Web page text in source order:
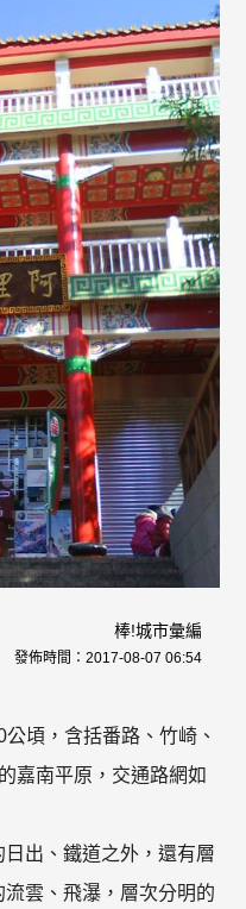
棒!城市彙編
發佈時間： 2017-08-07 06:54
頃，含括番路、竹崎、
嘉南平原，交通路網如
出、鐵道之外，還有層
雲、飛瀑，層次分明的